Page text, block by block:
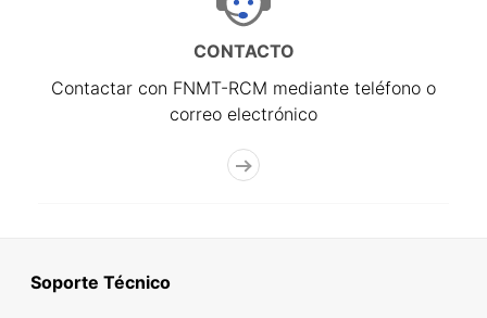
CONTACTO
Contactar con FNMT-RCM mediante teléfono o
correo electrónico
Soporte Técnico